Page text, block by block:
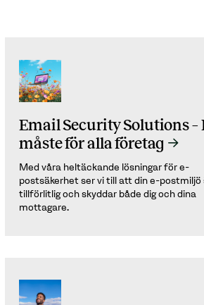
Email Security Solutions –
måste för alla företag
Med våra heltäckande lösningar för e-
postsäkerhet ser vi till att din e-postmiljö
tillförlitlig och skyddar både dig och dina
mottagare.